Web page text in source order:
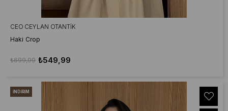
CEO CEYLAN OTANTIK
Haki Crop
₺549,99
₺699,99
İNDIRIM